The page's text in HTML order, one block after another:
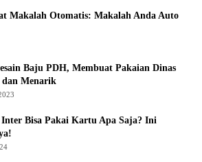
Makalah Otomatis: Makalah Anda Auto
Baju PDH, Membuat Pakaian Dinas
Menarik
Inter Bisa Pakai Kartu Apa Saja? Ini